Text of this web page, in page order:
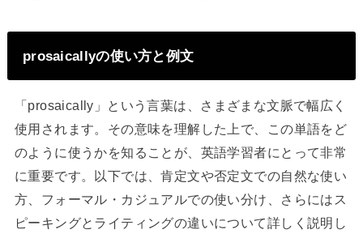
prosaicallyの使い方と例文
「prosaically」という言葉は、さまざまな文脈で幅広く
使用されます。その意味を理解した上で、この単語をど
のように使うかを知ることが、英語学習者にとって非常
に重要です。以下では、肯定文や否定文での自然な使い
方、フォーマル・カジュアルでの使い分け、さらにはス
ピーキングとライティングの違いについて詳しく説明し